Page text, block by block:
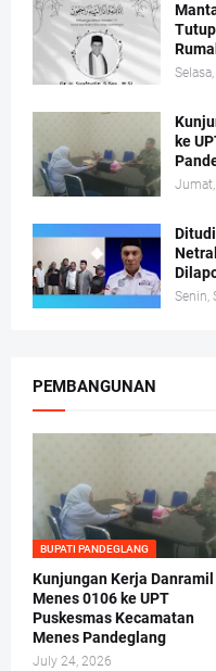
ke
Senin,
PEMBANGUNAN
BUPATI PANDEGLANG
Kunjungan Kerja Danramil
Menes 0106 ke UPT
Puskesmas Kecamatan
Menes Pandeglang
July 24, 2026